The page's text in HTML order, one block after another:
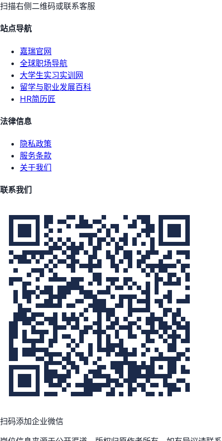
扫描右侧二维码或联系客服
站点导航
嘉瑞官网
全球职场导航
大学生实习实训网
留学与职业发展百科
HR简历匠
法律信息
隐私政策
服务条款
关于我们
联系我们
扫码添加企业微信